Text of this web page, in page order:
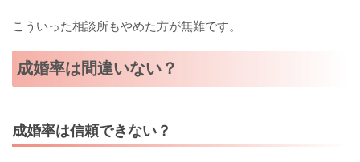
こういった相談所もやめた方が無難です。
成婚率は間違いない？
成婚率は信頼できない？